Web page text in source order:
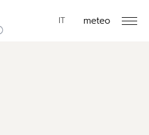
IT
EN meteo